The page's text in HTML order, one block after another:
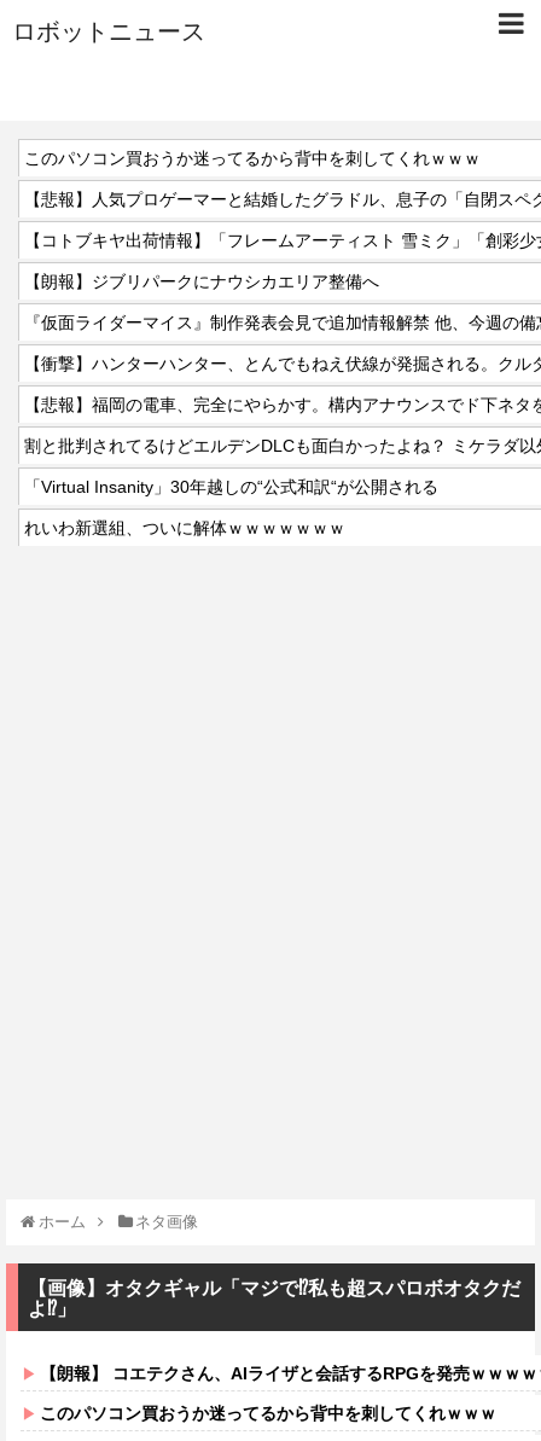
ロボットニュース
このパソコン買おうか迷ってるから背中を刺してくれｗｗｗ
【朗報】ジブリパークにナウシカエリア整備へ
【悲報】福岡の電車、完全にやらかす。構内アナウンスでド下ネタ
割と批判されてるけどエルデンDLCも面白かったよね？ ミケラダ以
「Virtual Insanity」30年越しの“公式和訳“が公開される
れいわ新選組、ついに解体ｗｗｗｗｗｗｗ
ホーム ネタ画像
【画像】オタクギャル「マジで⁉️私も超スパロボオタクだ
よ⁉️」
【朗報】 コエテクさん、AIライザと会話するRPGを発売ｗｗｗ
このパソコン買おうか迷ってるから背中を刺してくれｗｗｗ